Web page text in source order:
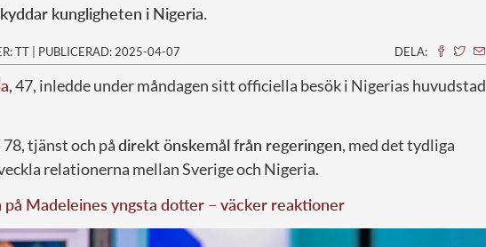
kungligheten i Nigeria.
TT | PUBLICERAD: 2025-04-07 DELA:
, 47, inledde under måndagen sitt officiella besök i Nigerias huvudstad
78, tjänst och pådirekt önskemål från regeringen, med det tydliga
relationerna mellan Sverige och Nigeria.
på Madeleines yngsta dotter – väcker reaktioner